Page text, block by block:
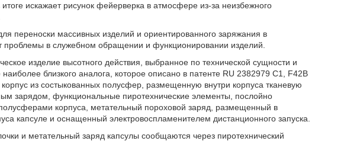
искажает рисунок фейерверка в атмосфере из-за неизбежного
переноски массивных изделий и ориентированного заряжания в
проблемы в служебном обращении и функционировании изделий.
изделие высотного действия, выбранное по технической сущности и
близкого аналога, которое описано в патенте RU 2382979 C1, F42B
из состыкованных полусфер, размещенную внутри корпуса тканевую
зарядом, функциональные пиротехнические элементы, послойно
корпуса, метательный пороховой заряд, размещенный в
капсуле и оснащенный электровоспламенителем дистанционного запуска.
и метательный заряд капсулы сообщаются через пиротехнический